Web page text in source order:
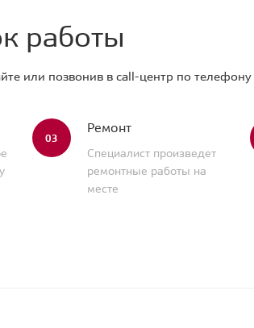
работы
или позвонив в call-центр по телефону
03
Ремонт
Специалист произведет
ремонтные работы на
месте